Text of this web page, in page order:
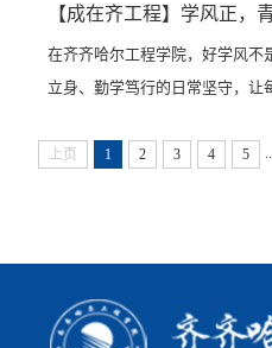
在齐齐哈尔工程学院，好学风不
立身、勤学笃行的日常坚守，
持促进改变。早起晨练、规律作
上页 1 2 3 4 5